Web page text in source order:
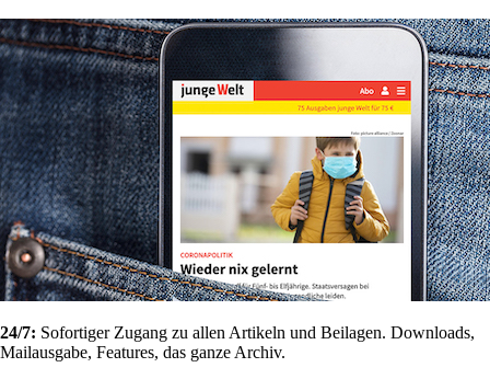
24/7: Sofortiger Zugang zu allen Artikeln und Beilagen. Downloads,
Mailausgabe, Features, das ganze Archiv.